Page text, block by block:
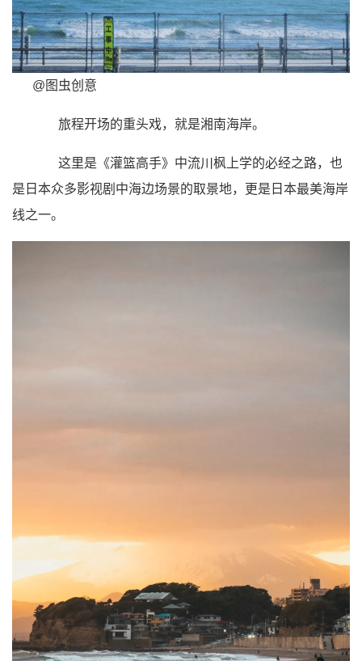
@图虫创意
旅程开场的重头戏，就是湘南海岸。
这里是《灌篮高手》中流川枫上学的必经之路，也
是日本众多影视剧中海边场景的取景地，更是日本最美海岸
线之一。